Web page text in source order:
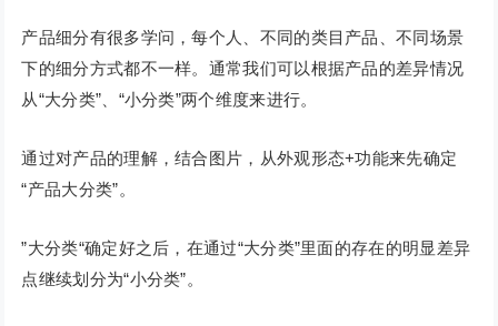
产品细分有很多学问，每个人、不同的类目产品、不同场景
下的细分方式都不一样。通常我们可以根据产品的差异情况
从“大分类”、“小分类”两个维度来进行。
通过对产品的理解，结合图片，从外观形态+功能来先确定
“产品大分类”。
”大分类“确定好之后，在通过“大分类”里面的存在的明显差异
点继续划分为“小分类”。